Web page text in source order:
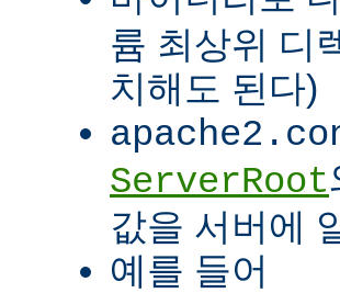
륨 최상위 디
치해도 된다)
ServerRoot
값을 서버에
예를 들어